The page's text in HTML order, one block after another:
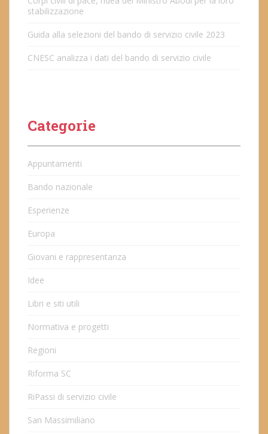
stabilizzazione
Guida alla selezioni del bando di servizio civile 2023
CNESC analizza i dati del bando di servizio civile
Categorie
Appuntamenti
Bando nazionale
Esperienze
Europa
Giovani e rappresentanza
Idee
Libri e siti utili
Normativa e progetti
Regioni
Riforma SC
RiPassi di servizio civile
San Massimiliano